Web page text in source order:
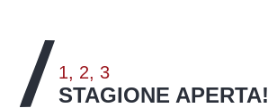
1, 2, 3
STAGIONE APERTA!